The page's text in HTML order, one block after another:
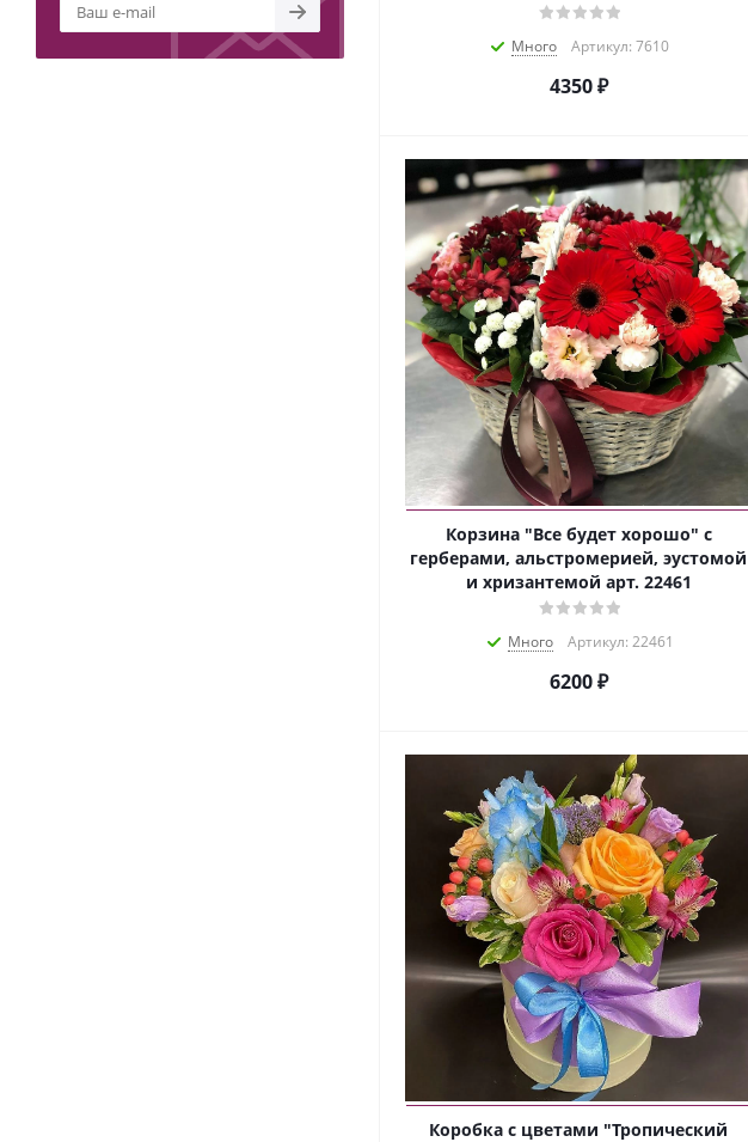
Много Артикул: 7610
4350 ₽
Корзина "Все будет хорошо" с
герберами, альстромерией, эустомой
и хризантемой арт. 22461
Много Артикул: 22461
6200 ₽
Коробка с цветами "Тропический